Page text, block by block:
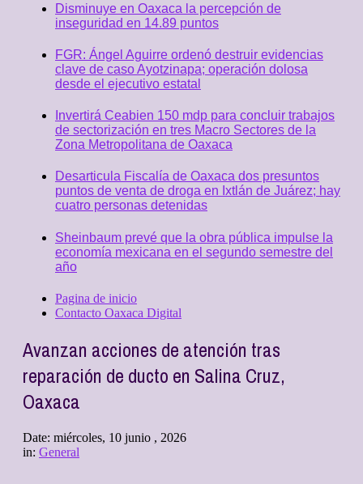
Disminuye en Oaxaca la percepción de
inseguridad en 14.89 puntos
FGR: Ángel Aguirre ordenó destruir evidencias
clave de caso Ayotzinapa; operación dolosa
desde el ejecutivo estatal
Invertirá Ceabien 150 mdp para concluir trabajos
de sectorización en tres Macro Sectores de la
Zona Metropolitana de Oaxaca
Desarticula Fiscalía de Oaxaca dos presuntos
puntos de venta de droga en Ixtlán de Juárez; hay
cuatro personas detenidas
Sheinbaum prevé que la obra pública impulse la
economía mexicana en el segundo semestre del
año
Pagina de inicio
Contacto Oaxaca Digital
Avanzan acciones de atención tras
reparación de ducto en Salina Cruz,
Oaxaca
Date: miércoles, 10 junio , 2026
in: General